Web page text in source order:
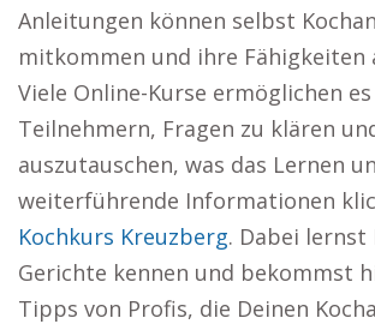
Anleitungen können selbst
mitkommen und ihre Fähigkeiten
Viele Online-Kurse ermöglichen
Teilnehmern, Fragen zu klären
auszutauschen, was das Lernen
weiterführende Informationen
Kochkurs Kreuzberg. Dabei lernst
Gerichte kennen und bekommst
Tipps von Profis, die Deinen